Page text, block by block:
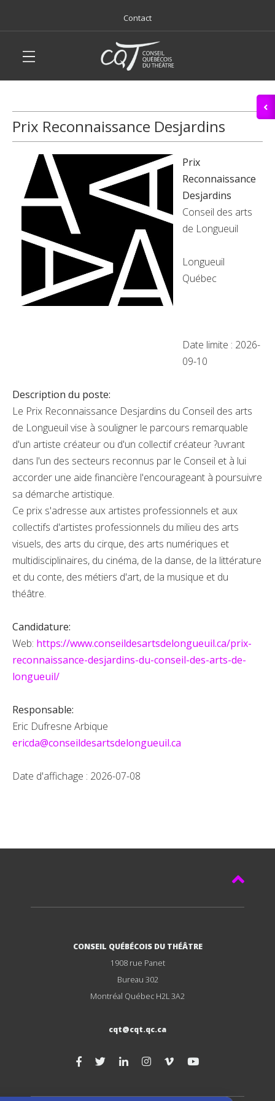
Contact
Prix Reconnaissance Desjardins
Prix
Reconnaissance
Desjardins
Conseil des arts
de Longueuil
Longueuil
Québec
Date limite : 2026-
09-10
Description du poste:
Le Prix Reconnaissance Desjardins du Conseil des arts
de Longueuil vise à souligner le parcours remarquable
d'un artiste créateur ou d'un collectif créateur ?uvrant
dans l'un des secteurs reconnus par le Conseil et à lui
accorder une aide financière l'encourageant à poursuivre
sa démarche artistique.
Ce prix s'adresse aux artistes professionnels et aux
collectifs d'artistes professionnels du milieu des arts
visuels, des arts du cirque, des arts numériques et
multidisciplinaires, du cinéma, de la danse, de la littérature
et du conte, des métiers d'art, de la musique et du
théâtre.
Candidature:
Web: https://www.conseildesartsdelongueuil.ca/prix-
reconnaissance-desjardins-du-conseil-des-arts-de-
longueuil/
Responsable:
Eric Dufresne Arbique
ericda@conseildesartsdelongueuil.ca
Date d'affichage : 2026-07-08
CONSEIL QUÉBÉCOIS DU THÉÂTRE
1908 rue Panet
Bureau 302
Montréal Québec H2L 3A2
cqt@cqt.qc.ca